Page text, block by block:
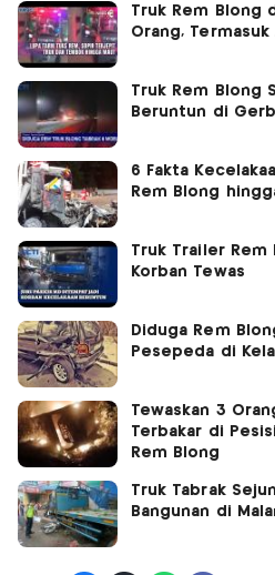
Truk Rem Blong
Orang, Termasuk
Truk Rem Blong
Beruntun di
6 Fakta
Rem Blong
Truk Trailer Rem
Korban Tewas
Diduga Rem
Pesepeda di
Tewaskan 3
Terbakar di
Rem Blong
Truk Tabrak
Bangunan di